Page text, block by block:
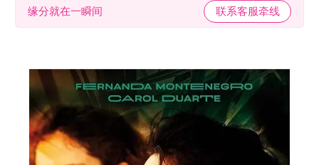
缘分就在一瞬间 联系客服牵线